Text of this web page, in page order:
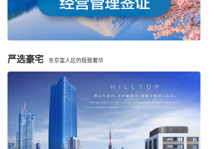
严选豪宅 东京富人区的极致奢华